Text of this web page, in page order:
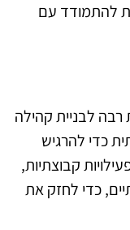
להתמודד עם
לבניית קהילה
כדי להרגיש
קבוצתיות,
כדי לחזק את